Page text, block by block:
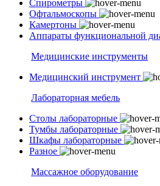
Спирометры
Офтальмоскопы
Камертоны
Аппараты функциональной
Медицинские инструменты
Медицинский инструмент
Лабораторная мебель
Столы лабораторные
Тумбы лабораторные
Шкафы лабораторные
Разное
Массажное оборудование